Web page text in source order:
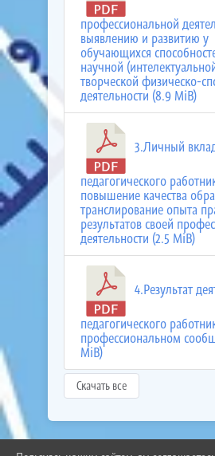
профессиональной
выявлению и развитию у
обучающихся
научной
творческой физическо-
деятельности (8.9 MiB)
3.Личный
педагогического
повышение качества
транслирование опыта
результатов своей
деятельности (2.5 MiB)
4.Результат
педагогического
профессиональном
MiB)
Скачать все